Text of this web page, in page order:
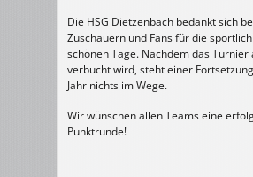
Die HSG Dietzenbach bedankt sich
Zuschauern und Fans für die
schönen Tage. Nachdem das Turnier
verbucht wird, steht einer
Jahr nichts im Wege.
Wir wünschen allen Teams eine
Punktrunde!